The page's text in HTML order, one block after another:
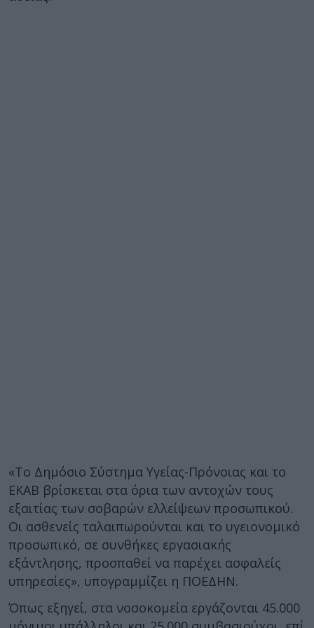
«Το Δημόσιο Σύστημα Υγείας-Πρόνοιας και το
ΕΚΑΒ βρίσκεται στα όρια των αντοχών τους
εξαιτίας των σοβαρών ελλείψεων προσωπικού.
Οι ασθενείς ταλαιπωρούνται και το υγειονομικό
προσωπικό, σε συνθήκες εργασιακής
εξάντλησης, προσπαθεί να παρέχει ασφαλείς
υπηρεσίες», υπογραμμίζει η ΠΟΕΔΗΝ.
Όπως εξηγεί, στα νοσοκομεία εργάζονται 45.000